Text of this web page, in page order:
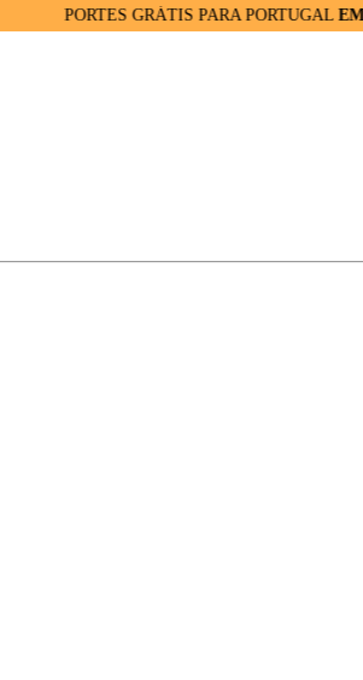
PORTES GRÁTIS PARA PORTUGALEM